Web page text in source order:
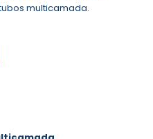
multicamada.